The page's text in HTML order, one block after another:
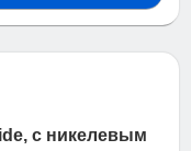
с никелевым